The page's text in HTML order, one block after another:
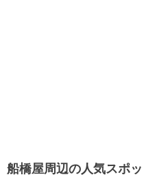
船橋屋周辺の人気スポッ